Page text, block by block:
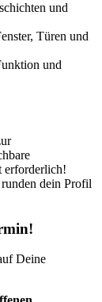
und
Türen und
und
erforderlich!
dein Profil
Deine